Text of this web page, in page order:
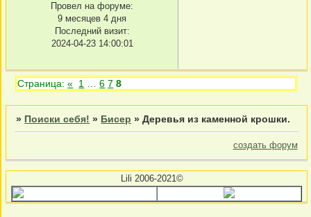
Провел на форуме:
9 месяцев 4 дня
Последний визит:
2024-04-23 14:00:01
Страница:« 1 6 7 8
» Поиски себя! » Бисер »Деревья из каменной крошки.
создать форум
Lili 2006-2021©